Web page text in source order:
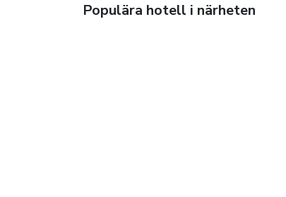
Populära hotell i närheten